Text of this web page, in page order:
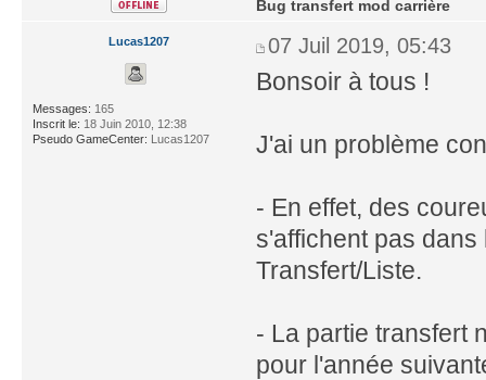
Lucas1207
Messages: 165
Inscrit le: 18 Juin 2010, 12:38
Pseudo GameCenter: Lucas1207
Bug transfert mod carrière
07 Juil 2019, 05:43
Bonsoir à tous !
J'ai un problème
- En effet, des
s'affichent pas
Transfert/Liste.
- La partie transfert
pour l'année